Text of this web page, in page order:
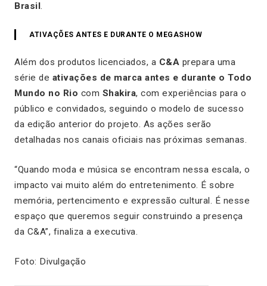
Brasil.
ATIVAÇÕES ANTES E DURANTE O MEGASHOW
Além dos produtos licenciados, a C&A prepara uma
série de ativações de marca antes e durante o Todo
Mundo no Rio com Shakira, com experiências para o
público e convidados, seguindo o modelo de sucesso
da edição anterior do projeto. As ações serão
detalhadas nos canais oficiais nas próximas semanas.
“Quando moda e música se encontram nessa escala, o
impacto vai muito além do entretenimento. É sobre
memória, pertencimento e expressão cultural. É nesse
espaço que queremos seguir construindo a presença
da C&A”, finaliza a executiva.
Foto: Divulgação